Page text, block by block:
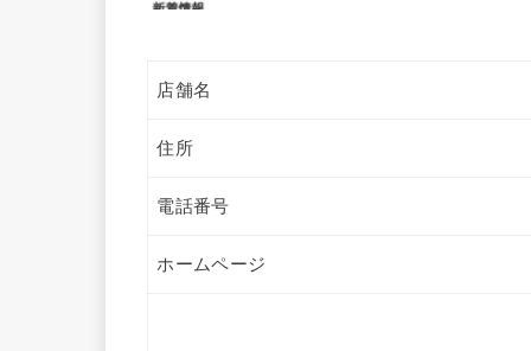
店舗名
住所
電話番号
ホームページ